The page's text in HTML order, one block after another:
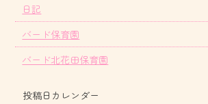
日記
バード保育園
バード北花田保育園
投稿日カレンダー